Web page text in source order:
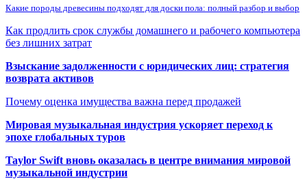
Какие породы древесины подходят для доски пола: полный разбор и выбор
Как продлить срок службы домашнего и рабочего компьютера
без лишних затрат
Взыскание задолженности с юридических лиц: стратегия
возврата активов
Почему оценка имущества важна перед продажей
Мировая музыкальная индустрия ускоряет переход к
эпохе глобальных туров
Taylor Swift вновь оказалась в центре внимания мировой
музыкальной индустрии